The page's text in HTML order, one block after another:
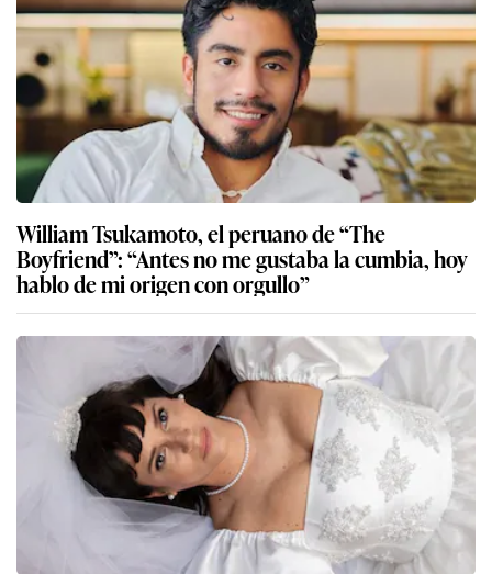
William Tsukamoto, el peruano de “The
Boyfriend”: “Antes no me gustaba la cumbia, hoy
hablo de mi origen con orgullo”